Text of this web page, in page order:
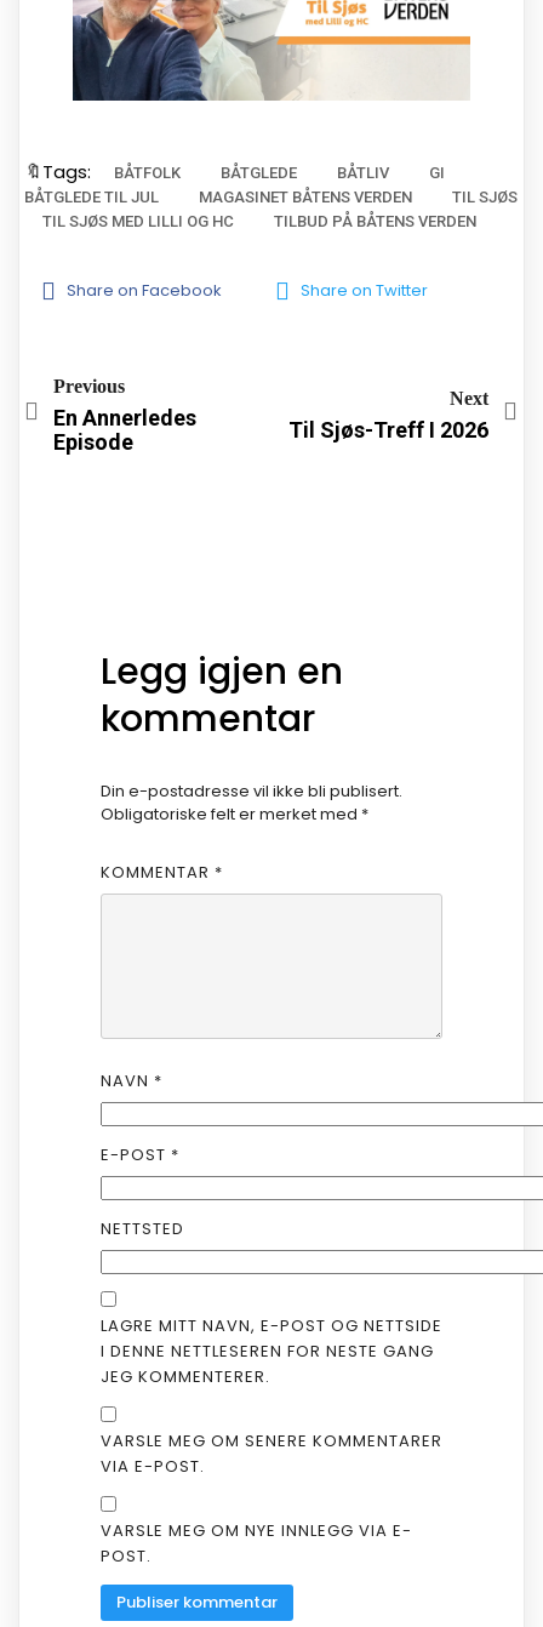
🔖Tags: BÅTFOLK BÅTGLEDE BÅTLIV
GI
BÅTGLEDE TIL JUL
MAGASINET BÅTENS VERDEN
TIL SJØS
TIL SJØS MED LILLI OG HC
TILBUD PÅ BÅTENS VERDEN
Share on Facebook Share on Twitter
Previous
En Annerledes
Episode
Next
Til Sjøs-Treff I 2026
Legg igjen en
kommentar
Din e-postadresse vil ikke bli publisert.
Obligatoriske felt er merket med *
KOMMENTAR *
NAVN *
E-POST *
NETTSTED
LAGRE MITT NAVN, E-POST OG NETTSIDE
I DENNE NETTLESEREN FOR NESTE GANG
JEG KOMMENTERER.
VARSLE MEG OM SENERE KOMMENTARER
VIA E-POST.
VARSLE MEG OM NYE INNLEGG VIA E-
POST.